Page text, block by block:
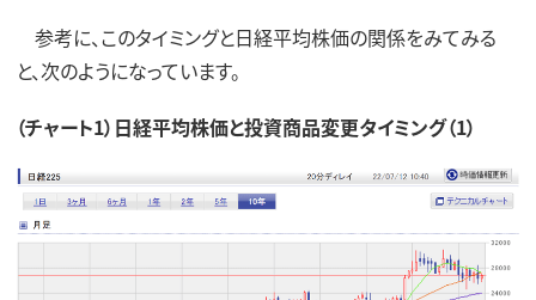
参考に、このタイミングと日経平均株価の関係をみてみる
と、次のようになっています。
（チャート1）日経平均株価と投資商品変更タイミング（1）